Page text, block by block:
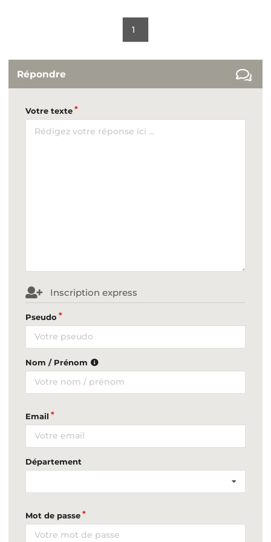
1
Répondre
Votre texte
Inscription express
Pseudo
Nom / Prénom
Email
Département
Mot de passe